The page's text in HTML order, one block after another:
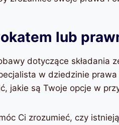
lub
dotyczące składania
w dziedzinie
jakie są Twoje opcje w
Ci zrozumieć, czy